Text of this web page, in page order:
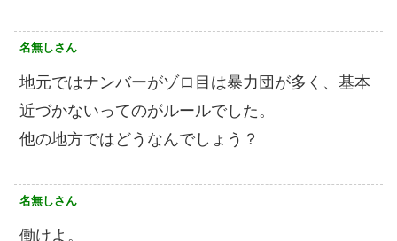
名無しさん
地元ではナンバーがゾロ目は暴力団が多く、基本
近づかないってのがルールでした。
他の地方ではどうなんでしょう？
名無しさん
働けよ。